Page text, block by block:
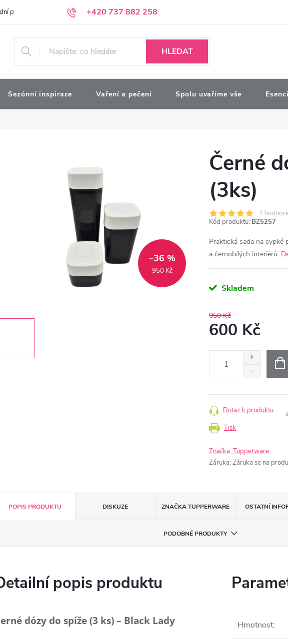
+420 737 882 258
podmínky Podmínky ochrany osobních údajů
HLEDAT
Sezónní inspirace Vaření a pečení Spolu uvaříme vše
950 Kč
–36 %
Černé
(3ks)
1
Kód produktu: BZ5257
Praktická sada na
a černobílých interiérů.
Skladem
950 Kč
600 Kč
Tisk
Dotaz k produktu
Značka:Tupperware
Záruka: Záruka se na
POPIS PRODUKTU DISKUZE ZNAČKATUPPERWARE OSTATNÍ
PODOBNÉ PRODUKTY
popis produktu
dózy do spíže (3 ks) – Black Lady Hmotnost: